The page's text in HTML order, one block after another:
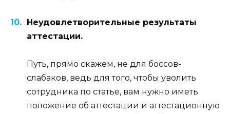
Неудовлетворительные результаты
аттестации.
Путь, прямо скажем, не для боссов-
слабаков, ведь для того, чтобы уволить
сотрудника по статье, вам нужно иметь
положение об аттестации и аттестационную